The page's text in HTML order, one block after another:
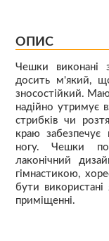
ОПИС
Чешки виконані
досить м'який,
зносостійкий.
надійно утримує
стрибків чи
краю забезпечує
ногу. Чешки
лаконічний
гімнастикою,
бути використані
приміщенні.